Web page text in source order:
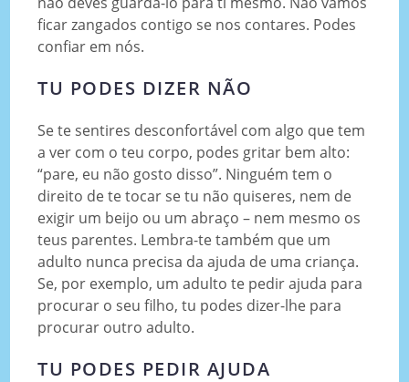
ficar zangados contigo se nos contares. Podes
confiar em nós.
TU PODES DIZER NÃO
Se te sentires desconfortável com algo que tem
a ver com o teu corpo, podes gritar bem alto:
“pare, eu não gosto disso”. Ninguém tem o
direito de te tocar se tu não quiseres, nem de
exigir um beijo ou um abraço – nem mesmo os
teus parentes. Lembra-te também que um
adulto nunca precisa da ajuda de uma criança.
Se, por exemplo, um adulto te pedir ajuda para
procurar o seu filho, tu podes dizer-lhe para
procurar outro adulto.
TU PODES PEDIR AJUDA